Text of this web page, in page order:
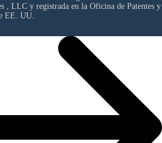
, LLCy registrada en la Oficina de Patentes y
EE. UU.